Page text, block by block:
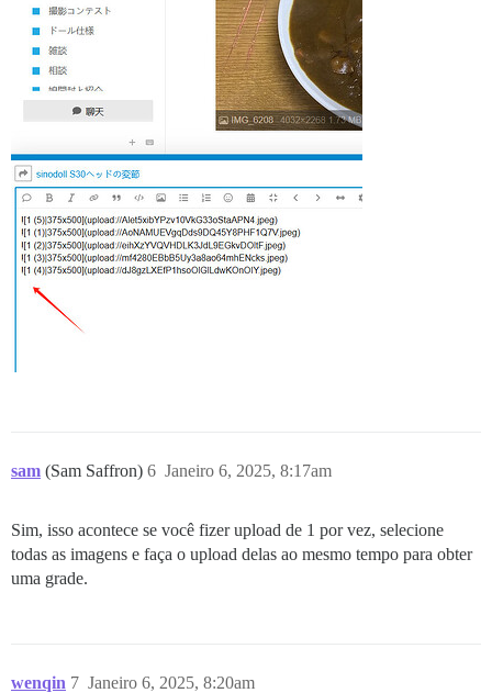
sam (Sam Saffron) Janeiro 6, 2025, 8:17am
6
Sim, isso acontece se você fizer upload de 1 por vez, selecione
todas as imagens e faça o upload delas ao mesmo tempo para obter
uma grade.
wenqin Janeiro 6, 2025, 8:20am
7